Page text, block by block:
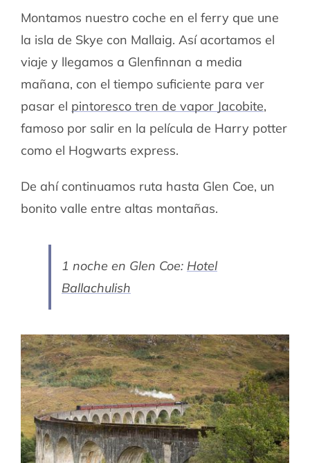
Montamos nuestro coche en el ferry que une
la isla de Skye con Mallaig. Así acortamos el
viaje y llegamos a Glenfinnan a media
mañana, con el tiempo suficiente para ver
pasar el pintoresco tren de vapor Jacobite,
famoso por salir en la película de Harry potter
como el Hogwarts express.
De ahí continuamos ruta hasta Glen Coe, un
bonito valle entre altas montañas.
1 noche en Glen Coe: Hotel
Ballachulish